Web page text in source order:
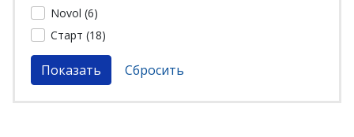
Novol (6)
Старт (18)